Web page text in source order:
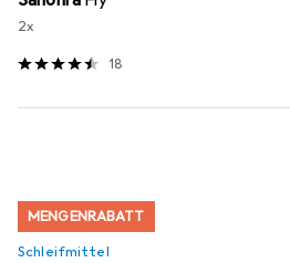
2x
18
MENGENRABATT
Schleifmittel